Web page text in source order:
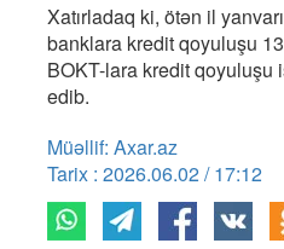
Xatırladaq ki, ötən il
banklara kredit qoyuluşu
BOKT-lara kredit qoyuluşu
edib.
Müəllif: Axar.az
Tarix : 2026.06.02 / 17:12